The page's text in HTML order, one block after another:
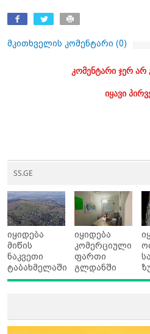
მკითხველის კომენტარი (0)
კომენტარი ჯერ არ
იყავი
SS.GE
იყიდება
მიწის
ნაკვეთი
ტაბახმელაში
იყიდება
კომერციული
ფართი
გლდანში